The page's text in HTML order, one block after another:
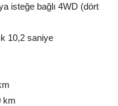
isteğe bağlı 4WD (dört
10,2 saniye
km